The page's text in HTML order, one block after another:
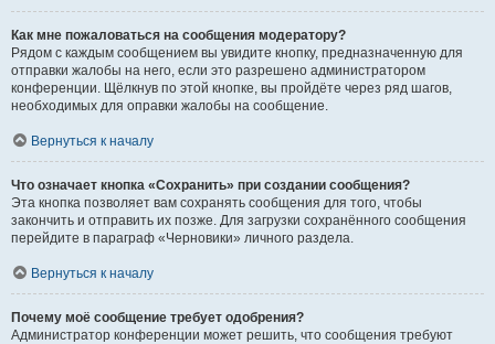
Как мне пожаловаться на сообщения модератору?
Рядом с каждым сообщением вы увидите кнопку, предназначенную для
отправки жалобы на него, если это разрешено администратором
конференции. Щёлкнув по этой кнопке, вы пройдёте через ряд шагов,
необходимых для оправки жалобы на сообщение.
Вернуться к началу
Что означает кнопка «Сохранить» при создании сообщения?
Эта кнопка позволяет вам сохранять сообщения для того, чтобы
закончить и отправить их позже. Для загрузки сохранённого сообщения
перейдите в параграф «Черновики» личного раздела.
Вернуться к началу
Почему моё сообщение требует одобрения?
Администратор конференции может решить, что сообщения требуют